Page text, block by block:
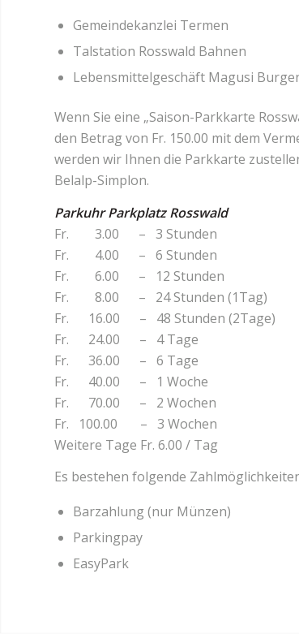
Gemeindekanzlei Termen
Talstation Rosswald Bahnen
Lebensmittelgeschäft Magusi
Wenn Sie eine „Saison-Parkkarte
den Betrag von Fr. 150.00 mit dem
werden wir Ihnen die Parkkarte
Belalp-Simplon.
Parkuhr Parkplatz Rosswald
Fr. 3.00 – 3 Stunden
Fr. 4.00 – 6 Stunden
Fr. 6.00 – 12 Stunden
Fr. 8.00 – 24 Stunden (1Tag)
Fr. 16.00 – 48 Stunden (2Tage)
Fr. 24.00 – 4 Tage
Fr. 36.00 – 6 Tage
Fr. 40.00 – 1 Woche
Fr. 70.00 – 2 Wochen
Fr. 100.00 – 3 Wochen
Weitere Tage Fr. 6.00 / Tag
Es bestehen folgende
Barzahlung (nur Münzen)
Parkingpay
EasyPark